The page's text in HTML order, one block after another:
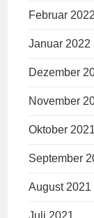
Februar 2022
Januar 2022
Dezember
November
Oktober 2021
September
August 2021